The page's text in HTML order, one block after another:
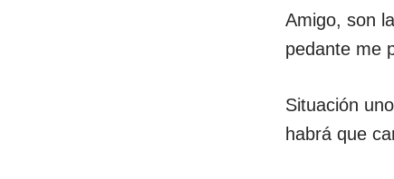
Amigo, son
pedante me
Situación
habrá que